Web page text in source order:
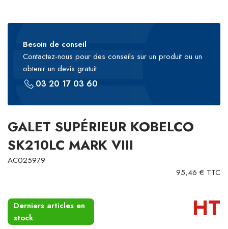
Besoin de conseil
Contactez-nous pour des conseils sur un produit ou un
obtenir un devis gratuit
03 20 17 03 60
GALET SUPÉRIEUR KOBELCO
SK210LC MARK VIII
AC025979
95,46 € TTC
Derniers articles en
stock
HT